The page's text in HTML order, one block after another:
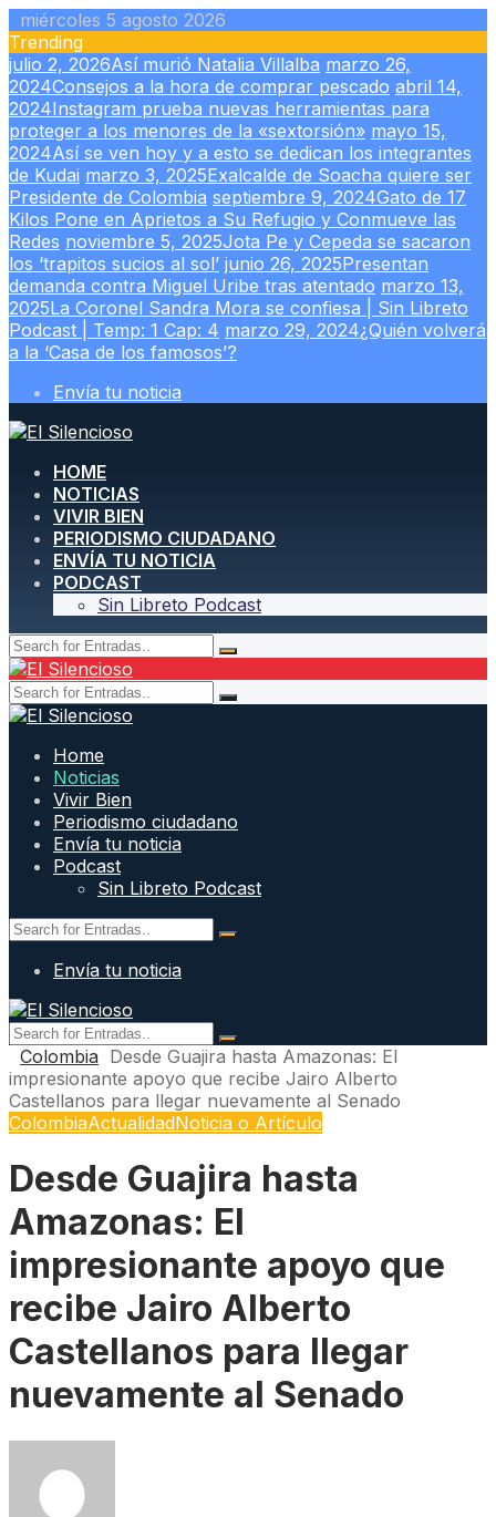
Skip
to
content
miércoles 5 agosto 2026
Trending
julio 2, 2026Así murió Natalia Villalba marzo 26,
2024Consejos a la hora de comprar pescado abril 14,
2024Instagram prueba nuevas herramientas para
proteger a los menores de la «sextorsión» mayo 15,
2024Así se ven hoy y a esto se dedican los integrantes
de Kudai marzo 3, 2025Exalcalde de Soacha quiere ser
Presidente de Colombia septiembre 9, 2024Gato de 17
Kilos Pone en Aprietos a Su Refugio y Conmueve las
Redes noviembre 5, 2025Jota Pe y Cepeda se sacaron
los ‘trapitos sucios al sol’ junio 26, 2025Presentan
demanda contra Miguel Uribe tras atentado marzo 13,
2025La Coronel Sandra Mora se confiesa | Sin Libreto
Podcast | Temp: 1 Cap: 4 marzo 29, 2024¿Quién volverá
a la ‘Casa de los famosos’?
Envía tu noticia
HOME
NOTICIAS
VIVIR BIEN
PERIODISMO CIUDADANO
ENVÍA TU NOTICIA
PODCAST
Sin Libreto Podcast
Home
Noticias
Vivir Bien
Periodismo ciudadano
Envía tu noticia
Podcast
Sin Libreto Podcast
Envía tu noticia
Colombia Desde Guajira hasta Amazonas: El
impresionante apoyo que recibe Jairo Alberto
Castellanos para llegar nuevamente al Senado
ColombiaActualidadNoticia o Artículo
Desde Guajira hasta
Amazonas: El
impresionante apoyo que
recibe Jairo Alberto
Castellanos para llegar
nuevamente al Senado